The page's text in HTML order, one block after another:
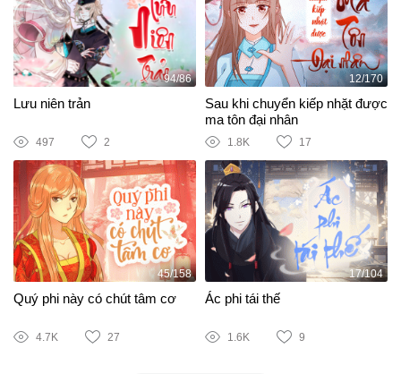
94/86
Lưu niên trản
497 2
12/170
Sau khi chuyển kiếp nhặt được
ma tôn đại nhân
1.8K 17
45/158
Quý phi này có chút tâm cơ
4.7K 27
17/104
Ác phi tái thế
1.6K 9